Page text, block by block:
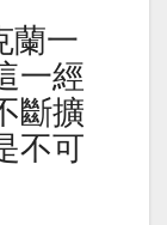
蘭一
一經
斷擴
不可